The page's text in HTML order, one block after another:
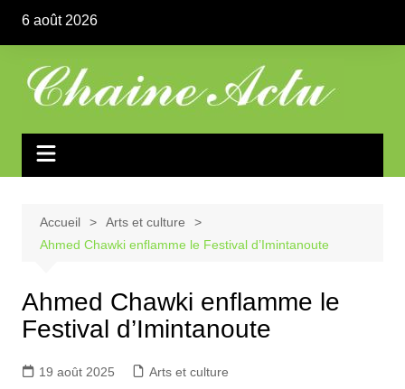
contenu
6 août 2026
Accueil
Arts et culture
Ahmed Chawki enflamme le Festival d’Imintanoute
Ahmed Chawki enflamme le
Festival d’Imintanoute
19 août 2025 Arts et culture